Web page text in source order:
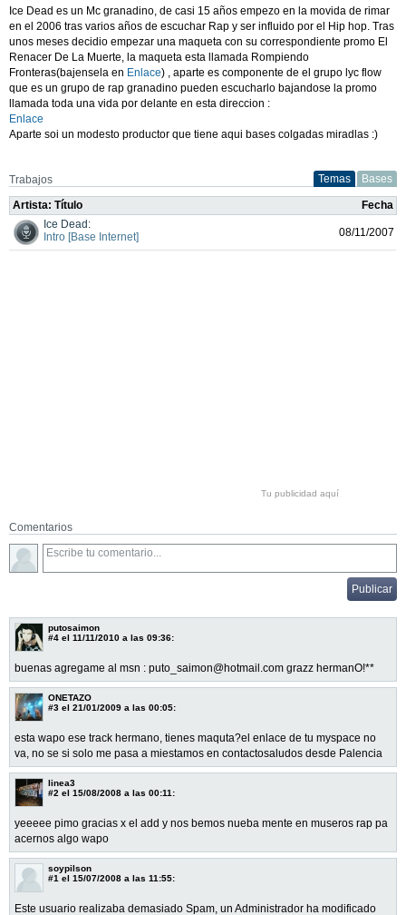
Ice Dead es un Mc granadino, de casi 15 años empezo en la movida de rimar
en el 2006 tras varios años de escuchar Rap y ser influido por el Hip hop. Tras
unos meses decidio empezar una maqueta con su correspondiente promo El
Renacer De La Muerte, la maqueta esta llamada Rompiendo
Fronteras(bajensela en Enlace) , aparte es componente de el grupo lyc flow
que es un grupo de rap granadino pueden escucharlo bajandose la promo
llamada toda una vida por delante en esta direccion :
Enlace
Aparte soi un modesto productor que tiene aqui bases colgadas miradlas :)
Trabajos Temas Bases
Artista: Título
Fecha
Ice Dead:
Intro [Base Internet]
08/11/2007
Tu publicidad aquí
Comentarios
putosaimon
#4 el 11/11/2010 a las 09:36:
buenas agregame al msn : puto_saimon@hotmail.com grazz hermanO!**
ONETAZO
#3 el 21/01/2009 a las 00:05:
esta wapo ese track hermano, tienes maquta?el enlace de tu myspace no
va, no se si solo me pasa a miestamos en contactosaludos desde Palencia
linea3
#2 el 15/08/2008 a las 00:11:
yeeeee pimo gracias x el add y nos bemos nueba mente en museros rap pa
acernos algo wapo
soypilson
#1 el 15/07/2008 a las 11:55:
Este usuario realizaba demasiado Spam, un Administrador ha modificado